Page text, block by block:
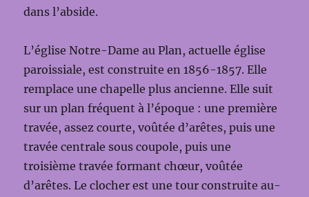
dans l’abside.
L’église Notre-Dame au Plan, actuelle église
paroissiale, est construite en 1856-1857. Elle
remplace une chapelle plus ancienne. Elle suit
sur un plan fréquent à l’époque : une première
travée, assez courte, voûtée d’arêtes, puis une
travée centrale sous coupole, puis une
troisième travée formant chœur, voûtée
d’arêtes. Le clocher est une tour construite au-